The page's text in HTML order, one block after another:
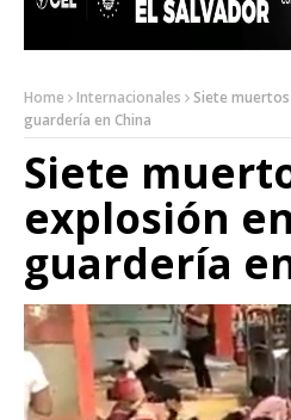
Home Internacionales
Siete
guardería en China
Siete
explosión
guardería